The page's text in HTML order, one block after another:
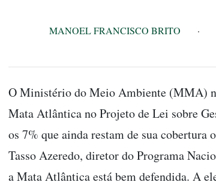
MANOEL FRANCISCO BRITO ·
O Ministério do Meio Ambiente (MMA)
Mata Atlântica no Projeto de Lei sobre
os 7% que ainda restam de sua
Tasso Azeredo, diretor do Programa
a Mata Atlântica está bem defendida. A